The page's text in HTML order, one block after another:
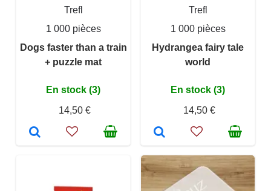
Trefl
1 000 pièces
Dogs faster than a train
+ puzzle mat
En stock (3)
14,50 €
Trefl
1 000 pièces
Hydrangea fairy tale
world
En stock (3)
14,50 €